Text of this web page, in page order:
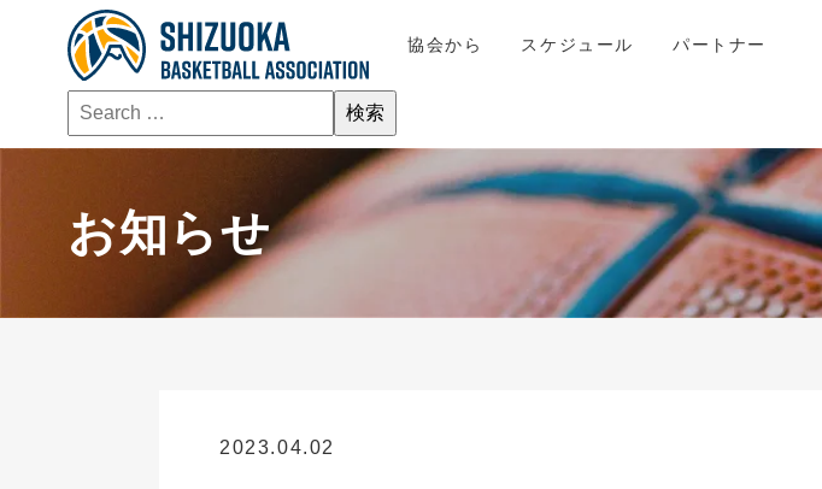
協会から スケジュール パートナー
お知らせ
2023.04.02